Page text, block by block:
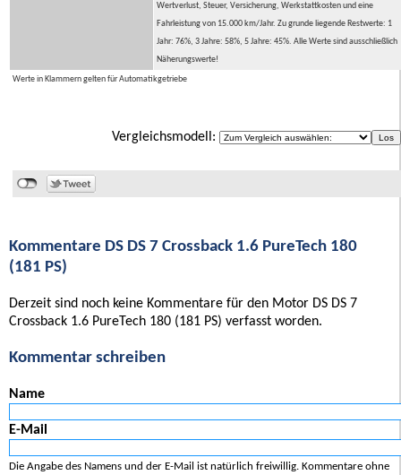
Wertverlust, Steuer, Versicherung, Werkstattkosten und eine
Fahrleistung von 15.000 km/Jahr. Zu grunde liegende Restwerte: 1
Jahr: 76%, 3 Jahre: 58%, 5 Jahre: 45%. Alle Werte sind ausschließlich
Näherungswerte!
Werte in Klammern gelten für Automatikgetriebe
Vergleichsmodell:
Kommentare DS DS 7 Crossback 1.6 PureTech 180
(181 PS)
Derzeit sind noch keine Kommentare für den Motor DS DS 7
Crossback 1.6 PureTech 180 (181 PS) verfasst worden.
Kommentar schreiben
Name
E-Mail
Die Angabe des Namens und der E-Mail ist natürlich freiwillig. Kommentare ohne